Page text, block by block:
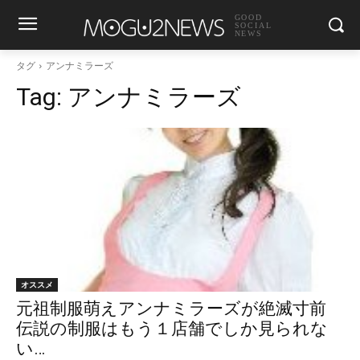
GOOD
SOCIAL
NEWS
タグ アンナミラーズ
Tag: アンナミラーズ
オススメ
元祖制服萌えアンナミラーズが絶滅寸前
伝説の制服はもう１店舗でしか見られな
い…